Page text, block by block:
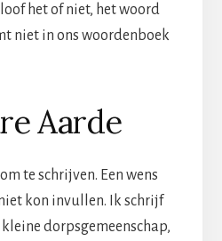
het of niet, het woord
niet in ons woordenboek
Aarde
te schrijven. Een wens
kon invullen. Ik schrijf
dorpsgemeenschap,